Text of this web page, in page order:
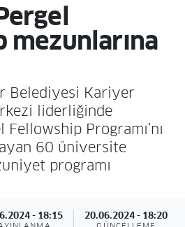
mezunlarına
Belediyesi Kariyer
liderliğinde
Programı’nı
60 üniversite
programı
- 18:15 20.06.2024 - 18:20